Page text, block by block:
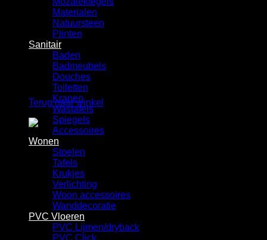
Winkelwagen
Geen producten in de winkelwagen.
Terug naar winkel
Materialen
Natuursteen
Plinten
Sanitair
Baden
Badmeubels
Douches
Toiletten
Kranen
Wastafels
Spiegels
Accessoires
Wonen
Stoelen
Tafels
Krukjes
Verlichting
Woon accessoires
Wanddecoratie
PVC Vloeren
PVC Lijmen/dryback
PVC Click